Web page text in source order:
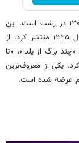
امیرهوشنگ ابتهاج، متخلص به «سایه» متولد ۶ اسفند ۱۳۰۶ در رشت است. این
شاعر نخستین اثرش به نام «نخستین نغمه‌ها» را در سال ۱۳۲۵ منتشر کرد. از
برگ از یلدا»، «تا
یکی از معروف‌ترین
هم عرضه شده است.